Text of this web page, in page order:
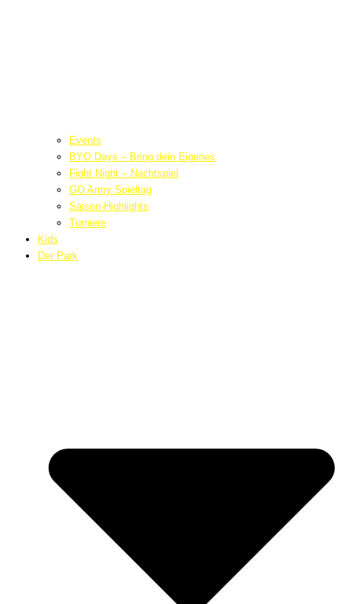
Events
BYO Days – Bring dein Eigenes
Fight Night – Nachtspiel
GO Army Spieltag
Saison-Highlights
Turniere
Kids
Der Park